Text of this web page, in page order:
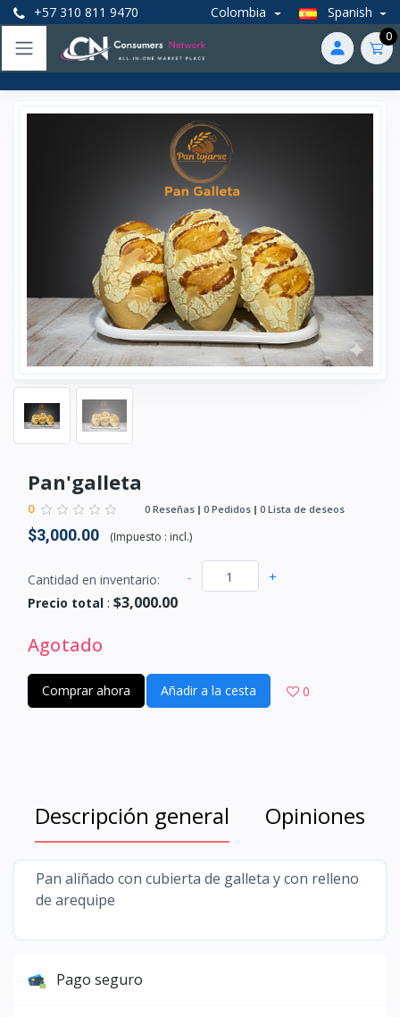
+57 310 811 9470 Colombia Spanish
0
Pan'galleta
0 0 Reseñas 0 Pedidos 0 Lista de deseos
$3,000.00 (Impuesto : incl.)
Cantidad en inventario: - +
Precio total : $3,000.00
Agotado
Comprar ahora Añadir a la cesta 0
Descripción general Opiniones
Pan aliñado con cubierta de galleta y con relleno
de arequipe
Pago seguro